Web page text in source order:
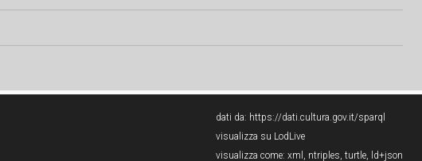
dati da: https://dati.cultura.gov.it/sparql
visualizza su LodLive
visualizza come: xml , ntriples, turtle, ld+json